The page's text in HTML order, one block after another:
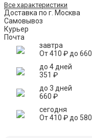
Все характеристики
Доставка по г. Москва
Самовывоз
Курьер
Почта
завтра
От410 ₽до 660
до 4 дней
351 ₽
до 3 дней
660 ₽
сегодня
От410 ₽до 580